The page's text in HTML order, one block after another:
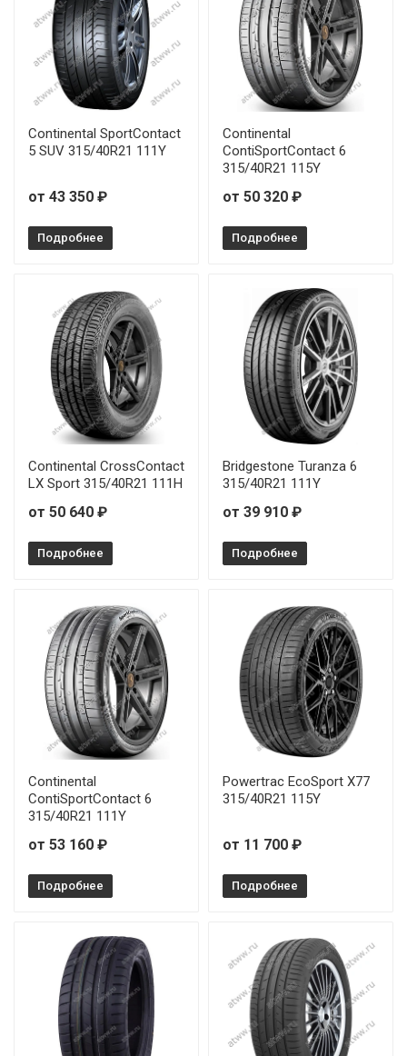
Continental SportContact
5 SUV 315/40R21 111Y
от 43 350 ₽
Подробнее
Continental
ContiSportContact 6
315/40R21 115Y
от 50 320 ₽
Подробнее
Continental CrossContact
LX Sport 315/40R21 111H
от 50 640 ₽
Подробнее
Bridgestone Turanza 6
315/40R21 111Y
от 39 910 ₽
Подробнее
Continental
ContiSportContact 6
315/40R21 111Y
от 53 160 ₽
Подробнее
Powertrac EcoSport X77
315/40R21 115Y
от 11 700 ₽
Подробнее